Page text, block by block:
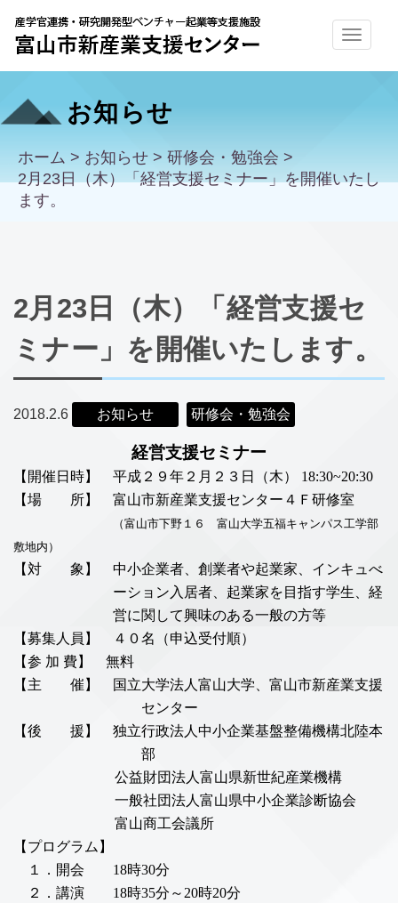
お知らせ
ホーム > お知らせ > 研修会・勉強会 >
2月23日（木）「経営支援セミナー」を開催いたし
ます。
2月23日（木）「経営支援セ
ミナー」を開催いたします。
2018.2.6 お知らせ 研修会・勉強会
経営支援セミナー
【開催日時】 平成２９年２月２３日（木） 18:30~20:30
【場 所】 富山市新産業支援センター４Ｆ研修室
（富山市下野１６ 富山大学五福キャンパス工学部
敷地内）
【対 象】 中小企業者、創業者や起業家、 インキュべ
ーション入居者、 起業家を目指す学生、経
営に関して興味のある一般の方等
【募集人員】 ４０名（申込受付順）
【参 加 費】 無料
【主 催】 国立大学法人富山大学、富山市新産業支援
センター
【後 援】 独立行政法人中小企業基盤整備機構北陸本
部
公益財団法人富山県新世紀産業機構
一般社団法人富山県中小企業診断協会
富山商工会議所
【プログラム】
１．開会
18時30分
２．講演
18時35分～ 20時20分